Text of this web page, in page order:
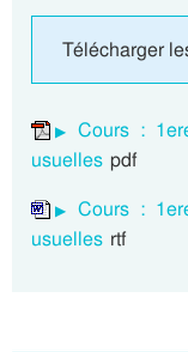
Télécharger
Cours :
usuelles pdf
Cours :
usuelles rtf